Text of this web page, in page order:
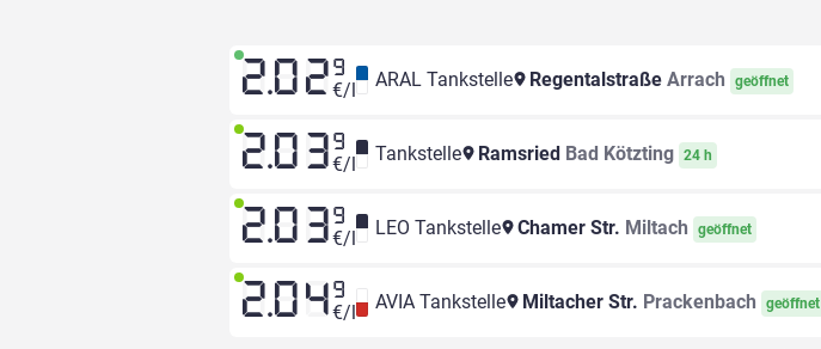
2.02 9
€/l ARAL Tankstelle Regentalstraße Arrach geöffnet
2.03 9
€/l Tankstelle Ramsried Bad Kötzting 24 h
2.03 9
€/l LEO Tankstelle Chamer Str. Miltach geöffnet
2.04 9
€/l AVIA Tankstelle Miltacher Str. Prackenbach geöffnet